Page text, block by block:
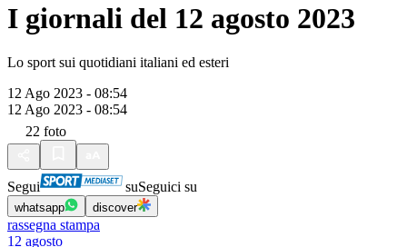
I giornali del 12 agosto 2023
Lo sport sui quotidiani italiani ed esteri
12 Ago 2023 - 08:54
12 Ago 2023 - 08:54
22 foto
Segui suSeguici su
whatsapp discover
rassegna stampa
12 agosto